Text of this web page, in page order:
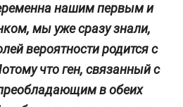
нашим первым и
мы уже сразу знали,
вероятности родится с
что ген, связанный с
в обеих